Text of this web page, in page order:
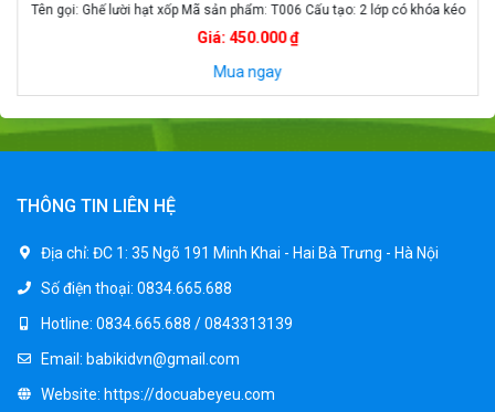
Tên gọi: Ghế lười hạt xốp Mã sản phẩm: T006 Cấu tạo: 2 lớp có khóa kéo
Chất liệu: Hạt xốp 3 - 5 mm và vải cao cấp Kích thước: Size S 70 x 90 cm
, Giá : 450k Size M : 80 x 100 cm giá 550 k Size L 90 x 120 cm , Giá 650
K Xuất xứ: Việt Nam Chế độ bảo hành: 6 tháng đối với đường may, khóa
Giá: 450.000 ₫
Mua ngay
THÔNG TIN LIÊN HỆ
Địa chỉ: ĐC 1: 35 Ngõ 191 Minh Khai - Hai Bà Trưng - Hà Nội
Số điện thoại: 0834.665.688
Hotline: 0834.665.688 / 0843313139
Email: babikidvn@gmail.com
Website: https://docuabeyeu.com